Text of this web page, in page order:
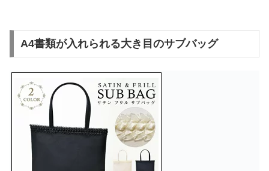
A4書類が入れられる大き目のサブバッグ